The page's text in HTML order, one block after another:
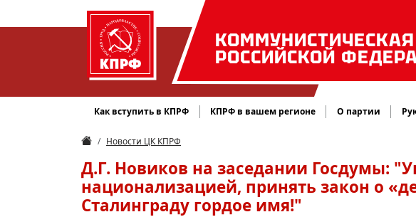
РОССИЙСКОЙ
Как вступить в КПРФ КПРФ в вашем регионе О партии
Новости ЦК КПРФ
Д.Г. Новиков на заседании Госдумы:
национализацией, принять закон о
Сталинграду гордое имя!"